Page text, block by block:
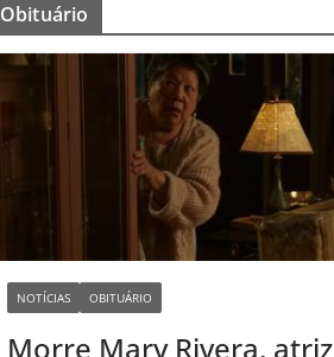
Obituário
NOTÍCIAS OBITUÁRIO
Morre Mary Rivera, atriz